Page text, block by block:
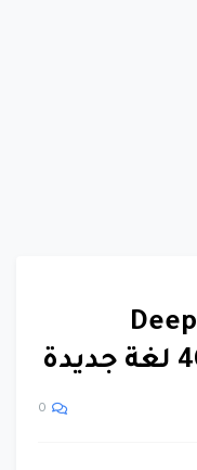
جوجل توسع نطاق "Deep
0